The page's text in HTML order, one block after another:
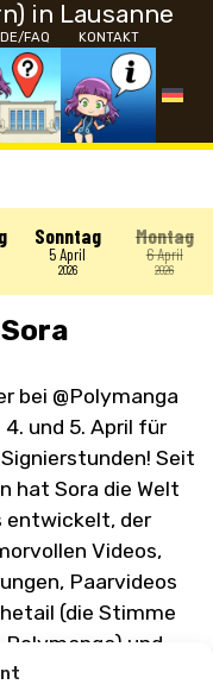
in Lausanne
FAQ KONTAKT
Sonntag
5 April
2026
Montag
6 April
2026
Sora
bei @Polymanga
4. und 5. April für
Seit
hat Sora die Welt
entwickelt, der
Videos,
Paarvideos
(die Stimme
Polymanga) und
Über 3